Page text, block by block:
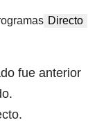
Directo
fue anterior